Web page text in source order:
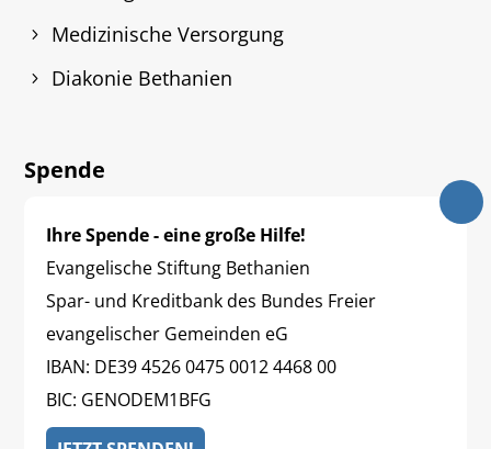
Medizinische Versorgung
Diakonie Bethanien
Spende
Ihre Spende - eine große Hilfe!
Evangelische Stiftung Bethanien
Spar- und Kreditbank des Bundes Freier
evangelischer Gemeinden eG
IBAN: DE39 4526 0475 0012 4468 00
BIC: GENODEM1BFG